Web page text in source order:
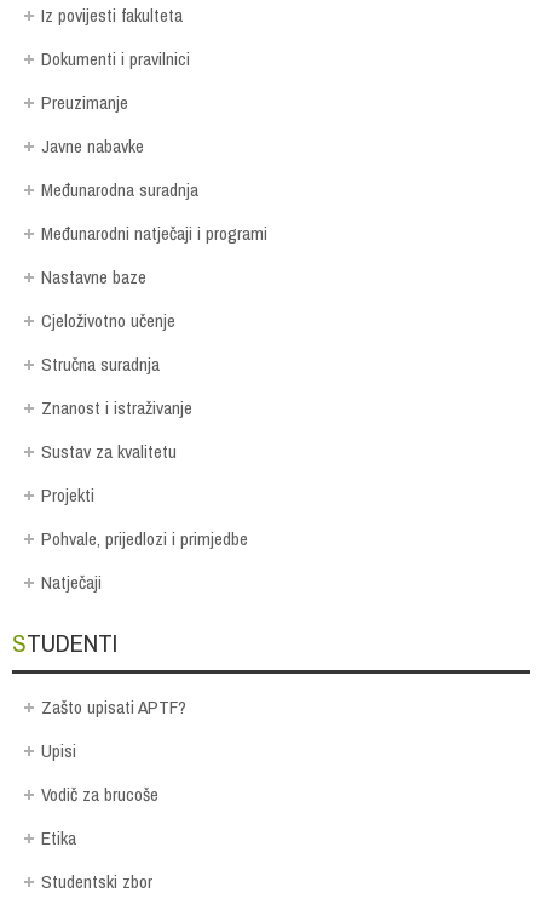
Iz povijesti fakulteta
Dokumenti i pravilnici
Preuzimanje
Javne nabavke
Međunarodna suradnja
Međunarodni natječaji i programi
Nastavne baze
Cjeloživotno učenje
Stručna suradnja
Znanost i istraživanje
Sustav za kvalitetu
Projekti
Pohvale, prijedlozi i primjedbe
Natječaji
STUDENTI
Zašto upisati APTF?
Upisi
Vodič za brucoše
Etika
Studentski zbor